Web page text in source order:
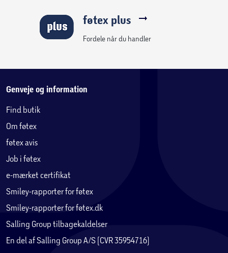
føtex plus
Fordele når du handler
Genveje og information
Find butik
Om føtex
føtex avis
Job i føtex
e-mærket certifikat
Smiley-rapporter for føtex
Smiley-rapporter for føtex.dk
Salling Group tilbagekaldelser
En del af Salling Group A/S (CVR 35954716)